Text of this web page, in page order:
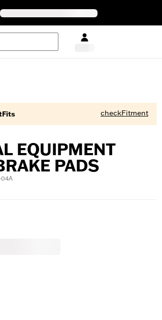
checkFitment
EQUIPMENT
PADS